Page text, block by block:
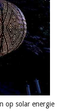
op solar energie